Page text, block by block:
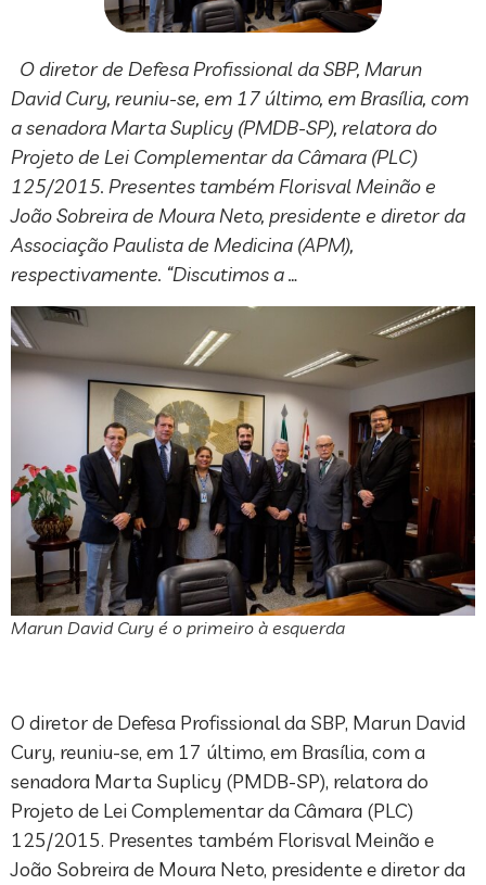
O diretor de Defesa Profissional da SBP, Marun
David Cury, reuniu-se, em 17 último, em Brasília, com
a senadora Marta Suplicy (PMDB-SP), relatora do
Projeto de Lei Complementar da Câmara (PLC)
125/2015. Presentes também Florisval Meinão e
João Sobreira de Moura Neto, presidente e diretor da
Associação Paulista de Medicina (APM),
respectivamente. “Discutimos a …
Marun David Cury é o primeiro à esquerda
O diretor de Defesa Profissional da SBP, Marun David
Cury, reuniu-se, em 17 último, em Brasília, com a
senadora Marta Suplicy (PMDB-SP), relatora do
Projeto de Lei Complementar da Câmara (PLC)
125/2015. Presentes também Florisval Meinão e
João Sobreira de Moura Neto, presidente e diretor da